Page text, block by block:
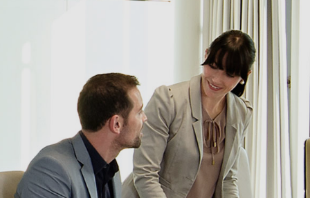
Smart Home
DALI
Détecteurs de présence et de mouvement
Solutions OEM
Experts OEM
Références
Contrôle du temps et de la lumière
Commande d'éclairage DALI-2
Médiathèque
Entreprise